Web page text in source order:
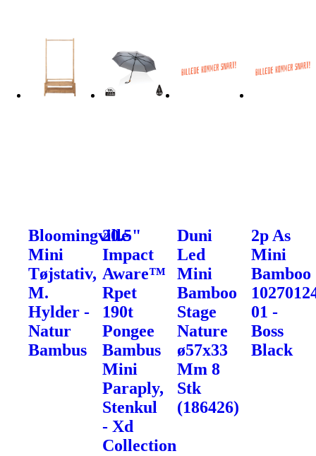
Bloomingville
Mini
Tøjstativ,
M.
Hylder -
Natur
Bambus
20.5"
Impact
Aware™
Rpet
190t
Pongee
Bambus
Mini
Paraply,
Stenkul
- Xd
Collection
Duni
Led
Mini
Bamboo
Stage
Nature
ø57x33
Mm 8
Stk
(186426)
2p As
Mini
Bamboo
01 -
Boss
Black